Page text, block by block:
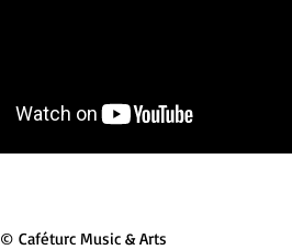
© Caféturc Music & Arts